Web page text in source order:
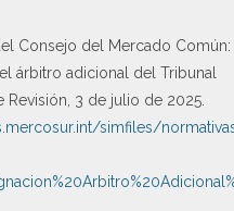
Consejo del Mercado Común:
árbitro adicional del Tribunal
Revisión, 3 de julio de 2025.
simfiles/